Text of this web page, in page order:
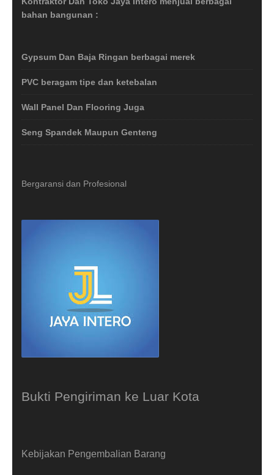
bahan bangunan :
Gypsum Dan Baja Ringan berbagai merek
PVC beragam tipe dan ketebalan
Wall Panel Dan Flooring Juga
Seng Spandek Maupun Genteng
Bergaransi dan Profesional
Bukti Pengiriman ke Luar Kota
Kebijakan Pengembalian Barang